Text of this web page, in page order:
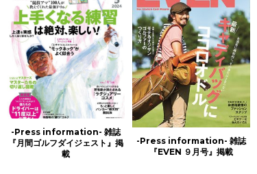
-Press information- 雑誌
『月間ゴルフダイジェスト』掲
載
-Press information- 雑誌
『EVEN ９月号』掲載